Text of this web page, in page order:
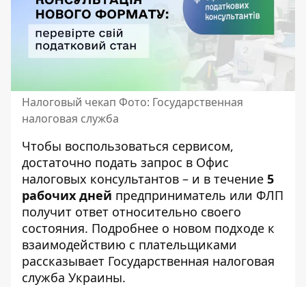
Налоговый чекап Фото: Государственная
налоговая служба
Чтобы воспользоваться сервисом,
достаточно подать запрос в Офис
налоговых консультантов – и в течение 5
рабочих дней предприниматель или ФЛП
получит ответ относительно своего
состояния. Подробнее о новом подходе к
взаимодействию с плательщиками
рассказывает Государственная налоговая
служба Украины.